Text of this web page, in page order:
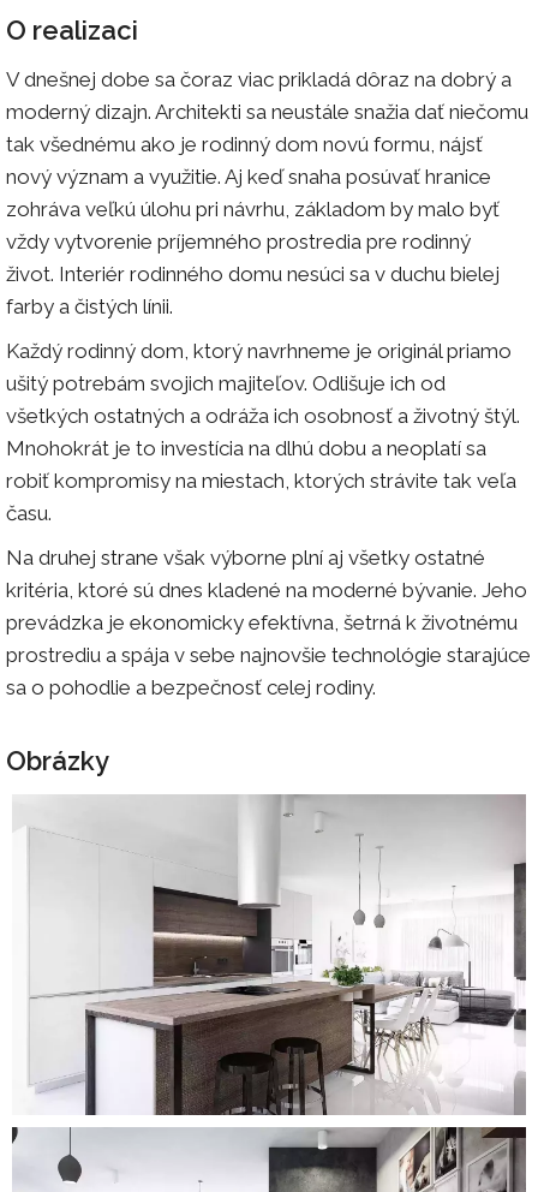
O realizaci
V dnešnej dobe sa čoraz viac prikladá dôraz na dobrý a
moderný dizajn. Architekti sa neustále snažia dať niečomu
tak všednému ako je rodinný dom novú formu, nájsť
nový význam a využitie. Aj keď snaha posúvať hranice
zohráva veľkú úlohu pri návrhu, základom by malo byť
vždy vytvorenie príjemného prostredia pre rodinný
život. Interiér rodinného domu nesúci sa v duchu bielej
farby a čistých línii.
Každý rodinný dom, ktorý navrhneme je originál priamo
ušitý potrebám svojich majiteľov. Odlišuje ich od
všetkých ostatných a odráža ich osobnosť a životný štýl.
Mnohokrát je to investícia na dlhú dobu a neoplatí sa
robiť kompromisy na miestach, ktorých strávite tak veľa
času.
Na druhej strane však výborne plní aj všetky ostatné
kritéria, ktoré sú dnes kladené na moderné bývanie. Jeho
prevádzka je ekonomicky efektívna, šetrná k životnému
prostrediu a spája v sebe najnovšie technológie starajúce
sa o pohodlie a bezpečnosť celej rodiny.
Obrázky